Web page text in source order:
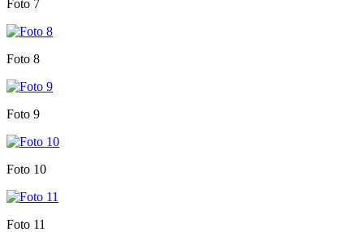
Foto 7
Foto 8
Foto 9
Foto 10
Foto 11